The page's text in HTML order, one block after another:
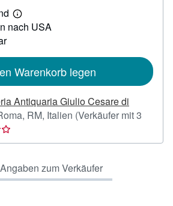
Weitere
Informationen
nach USA
Warenkorb legen
Antiquaria Giulio Cesare di
RM, Italien (Verkäufer mit 3
Angaben zum Verkäufer